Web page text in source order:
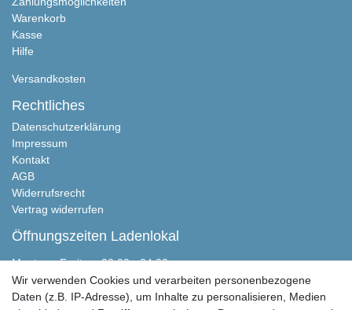
Warenkorb
Kasse
Hilfe
Versandkosten
Rechtliches
Datenschutzerklärung
Impressum
Kontakt
AGB
Widerrufsrecht
Vertrag widerrufen
Öffnungszeiten Ladenlokal
Montag - Freitag, 00:00 - 24:00
Samstag nach Absprache
Sonntag geschlossen
Wir verwenden Cookies und verarbeiten personenbezogene
Daten (z.B. IP-Adresse), um Inhalte zu personalisieren, Medien